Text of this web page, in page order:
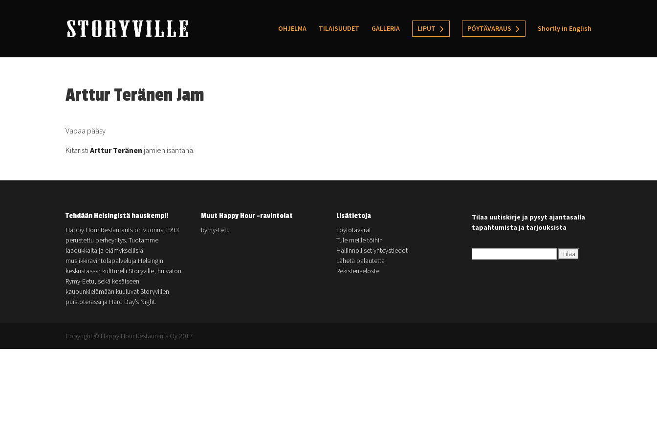
OHJELMA TILAISUUDET GALLERIA LIPUT PÖYTÄVARAUS Shortly in English
Arttur Teränen Jam
Vapaa pääsy
KitaristiArttur Teränen jamien isäntänä.
Tehdään Helsingistä hauskempi!
Happy Hour Restaurants on vuonna 1993
perustettu perheyritys. Tuotamme
laadukkaita ja elämyksellisiä
musiikkiravintolapalveluja Helsingin
keskustassa; kultturelli Storyville, hulvaton
Rymy-Eetu, sekä kesäiseen
kaupunkielämään kuuluvat Storyvillen
puistoterassi ja Hard Day’s Night.
Muut Happy Hour -ravintolat
Rymy-Eetu
Lisätietoja
Löytötavarat
Tule meille töihin
Hallinnolliset yhteystiedot
Lähetä palautetta
Rekisteriseloste
Tilaa uutiskirje ja pysyt ajantasalla
tapahtumista ja tarjouksista
Copyright © Happy Hour Restaurants Oy 2017